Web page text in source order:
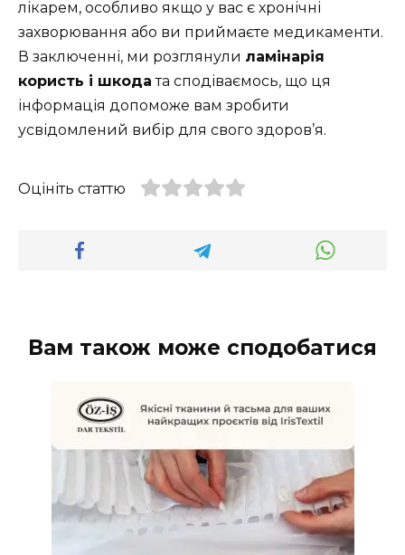
лікарем, особливо якщо у вас є хронічні
захворювання або ви приймаєте медикаменти.
В заключенні, ми розглянули ламінарія
користь і шкода та сподіваємось, що ця
інформація допоможе вам зробити
усвідомлений вибір для свого здоров’я.
Оцініть статтю
Вам також може сподобатися